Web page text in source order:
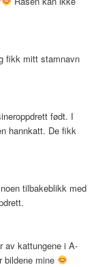
fikk mitt stamnavn
født. I
hannkatt. De fikk
tilbakeblikk med
av kattungene i A-
bildene mine